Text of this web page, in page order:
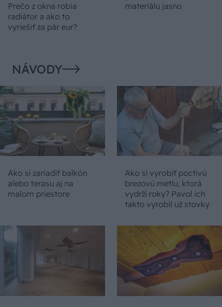
Prečo z okna robia
radiátor a ako to
vyriešiť za pár eur?
materiálu jasno
NÁVODY
Ako si zariadiť balkón
alebo terasu aj na
malom priestore
Ako si vyrobiť poctivú
brezovú metlu, ktorá
vydrží roky? Pavol ich
takto vyrobil už stovky